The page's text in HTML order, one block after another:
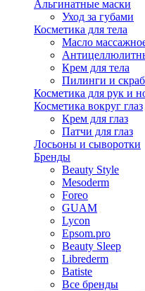
Альгинатные маски
Уход за губами
Косметика для тела
Масло
Крем для тела
Пилинги и
Косметика для рук и
Косметика вокруг глаз
Крем для глаз
Патчи для глаз
Лосьоны и сыворотки
Бренды
Beauty Style
Mesoderm
Foreo
GUAM
Lycon
Epsom.pro
Beauty Sleep
Librederm
Batiste
Все бренды